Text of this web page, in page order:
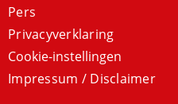
Pers
Privacyverklaring
Cookie-instellingen
Impressum / Disclaimer